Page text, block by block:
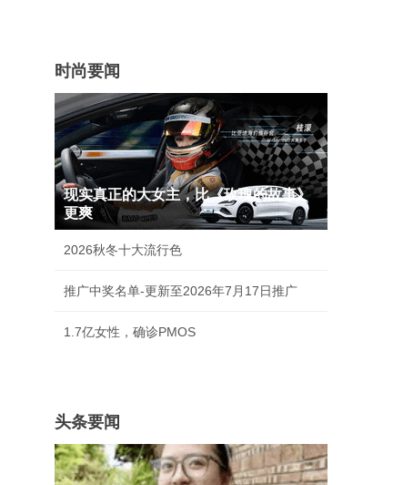
时尚要闻
现实真正的大女主，比《玫瑰的故事》
更爽
2026秋冬十大流行色
推广中奖名单-更新至2026年7月17日推广
1.7亿女性，确诊PMOS
头条要闻